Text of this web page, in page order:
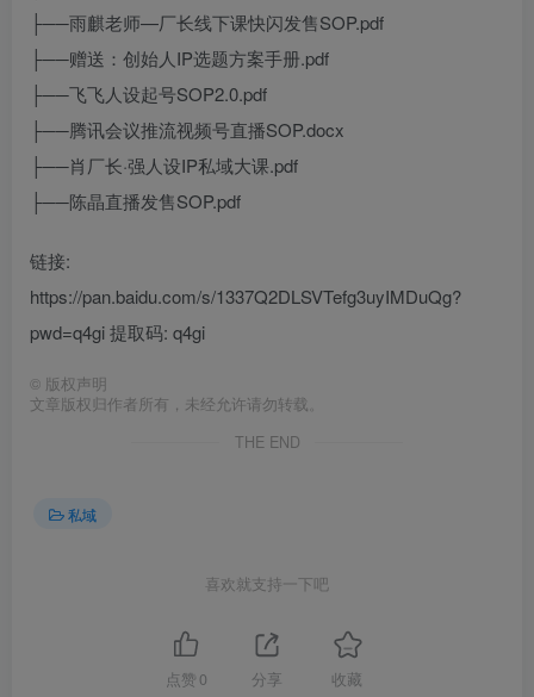
├──雨麒老师—厂长线下课快闪发售SOP.pdf
├──赠送：创始人IP选题方案手册.pdf
├──飞飞人设起号SOP2.0.pdf
├──腾讯会议推流视频号直播SOP.docx
├──肖厂长·强人设IP私域大课.pdf
├──陈晶直播发售SOP.pdf
链接:
https://pan.baidu.com/s/1337Q2DLSVTefg3uyIMDuQg?
pwd=q4gi 提取码: q4gi
© 版权声明
文章版权归作者所有，未经允许请勿转载。
THE END
私域
喜欢就支持一下吧
点赞 0 分享 收藏